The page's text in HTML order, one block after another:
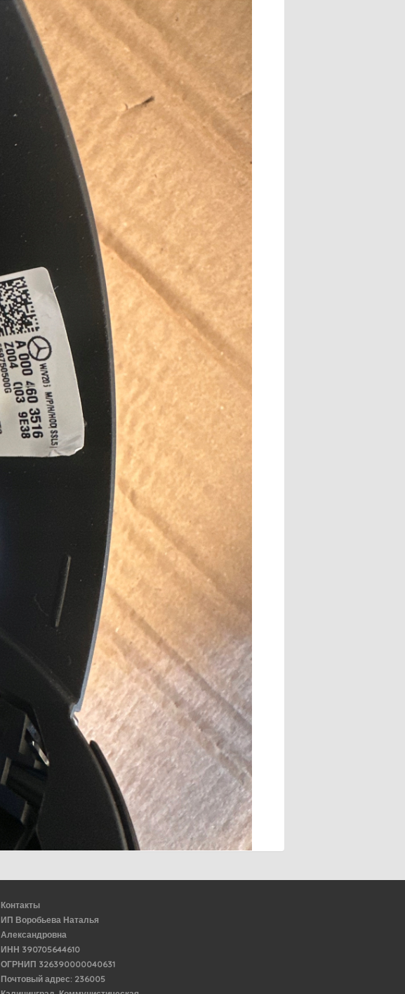
Контакты
ИП Воробьева Наталья
Александровна
ИНН 390705644610
ОГРНИП 326390000040631
Почтовый адрес: 236005